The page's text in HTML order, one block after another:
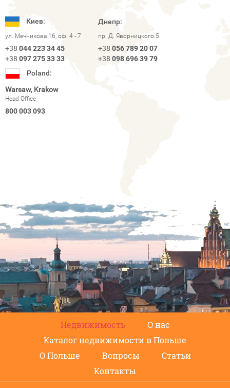
Киев:
ул. Мечникова 16, оф. 4 - 7
+38 044 223 34 45
+38 097 275 33 33
Днепр:
пр. Д. Яворницкого 5
+38 056 789 20 07
+38 098 696 39 79
Poland:
Warsaw, Krakow
Head Office
800 003 093
Недвижимость
О нас
Каталог недвижимости в Польше
О Польше
Вопросы
Статьи
Контакты